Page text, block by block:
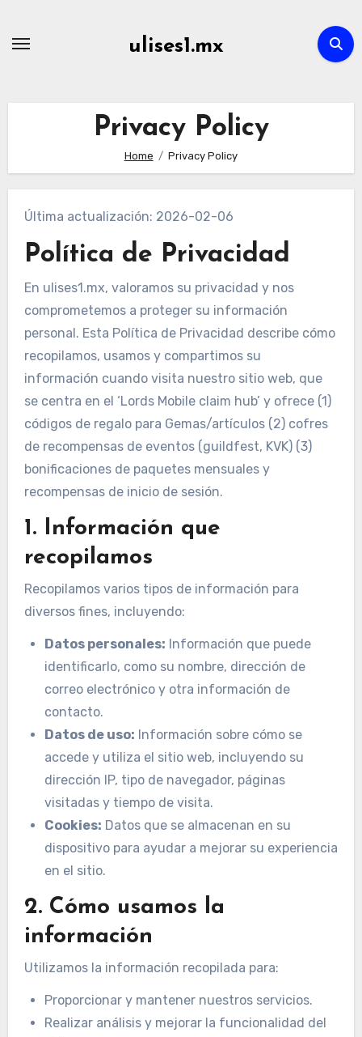
ulises1.mx
Privacy Policy
Home Privacy Policy
Última actualización: 2026-02-06
Política de Privacidad
En ulises1.mx, valoramos su privacidad y nos
comprometemos a proteger su información
personal. Esta Política de Privacidad describe cómo
recopilamos, usamos y compartimos su
información cuando visita nuestro sitio web, que
se centra en el ‘Lords Mobile claim hub’ y ofrece (1)
códigos de regalo para Gemas/artículos (2) cofres
de recompensas de eventos (guildfest, KVK) (3)
bonificaciones de paquetes mensuales y
recompensas de inicio de sesión.
1. Información que
recopilamos
Recopilamos varios tipos de información para
diversos fines, incluyendo:
Datos personales: Información que puede
identificarlo, como su nombre, dirección de
correo electrónico y otra información de
contacto.
Datos de uso: Información sobre cómo se
accede y utiliza el sitio web, incluyendo su
dirección IP, tipo de navegador, páginas
visitadas y tiempo de visita.
Cookies: Datos que se almacenan en su
dispositivo para ayudar a mejorar su experiencia
en el sitio.
2. Cómo usamos la
información
Utilizamos la información recopilada para:
Proporcionar y mantener nuestros servicios.
Realizar análisis y mejorar la funcionalidad del